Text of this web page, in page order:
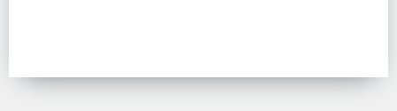
упаковке, и сегодня мы перешли в